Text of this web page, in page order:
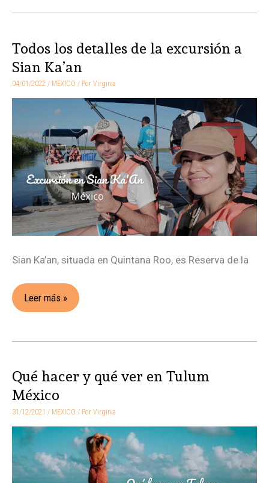
Todos los detalles de la excursión a
Sian Ka’an
04/01/2022 / MEXICO / Por Virginia
Sian Ka’an, situada en Quintana Roo, es Reserva de la
Todos
los
detalles
de
excursión
a
Sian
Ka’an
Leer más »
Qué hacer y qué ver en Tulum
México
31/12/2021 / MEXICO / Por Virginia
Qué
hacer
y
qué
ver
Tulum